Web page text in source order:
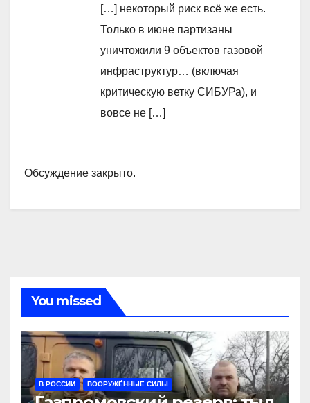
[…] некоторый риск всё же есть.
Только в июне партизаны
уничтожили 9 объектов газовой
инфраструктур… (включая
критическую ветку СИБУРа), и
вовсе не […]
Обсуждение закрыто.
You missed
В РОССИИ ВООРУЖЁННЫЕ СИЛЫ